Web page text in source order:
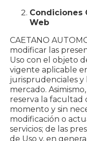
Condiciones
Web
CAETANO
modificar las
Uso con el objeto
vigente aplicable
jurisprudenciales y
mercado.
reserva la facultad
momento y sin
modificación o
servicios; de las
de Uso y, en